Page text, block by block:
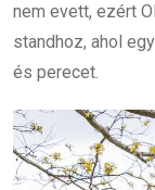
nem evett, ezért
standhoz, ahol
és perecet.